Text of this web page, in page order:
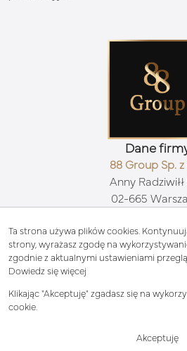
Dane
88 Group Sp. z
Anny
02-665
511 71 88 88
© 2026 Wszystkie prawa zastrzeżone |
Ta strona używa plików cookies.
strony, wyrażasz zgodę na
zgodnie z aktualnymi ustawieniami
Dowiedz się więcej
Klikając "Akceptuję" zgadasz się na
cookie.
Akceptuję